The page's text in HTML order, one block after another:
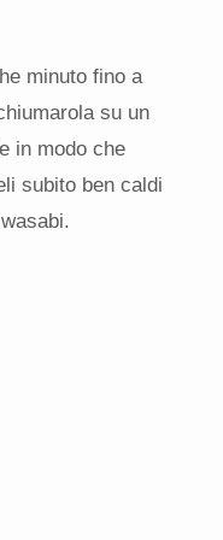
minuto fino a
su un
in modo che
subito ben caldi